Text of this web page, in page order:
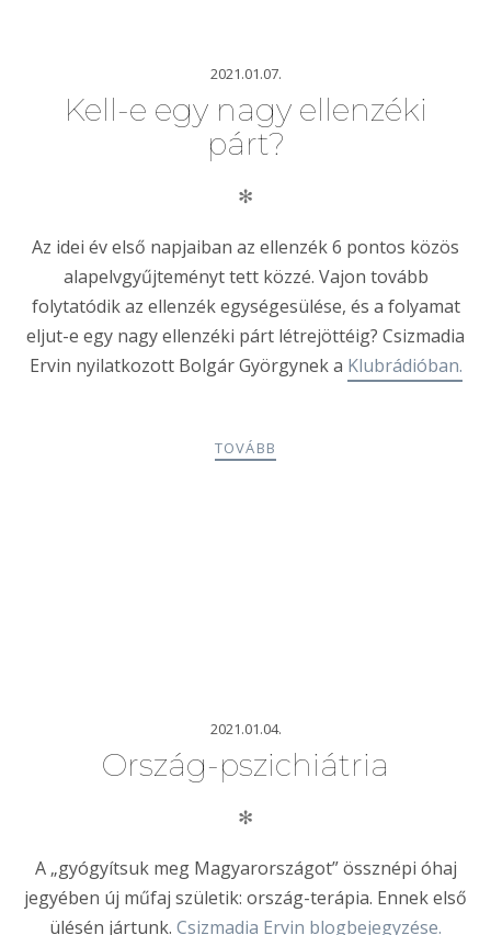
2021.01.07.
Kell-e egy nagy ellenzéki
párt?
✻
Az idei év első napjaiban az ellenzék 6 pontos közös
alapelvgyűjteményt tett közzé. Vajon tovább
folytatódik az ellenzék egységesülése, és a folyamat
eljut-e egy nagy ellenzéki párt létrejöttéig? Csizmadia
Ervin nyilatkozott Bolgár Györgynek a Klubrádióban.
TOVÁBB
2021.01.04.
Ország-pszichiátria
✻
A „gyógyítsuk meg Magyarországot” össznépi óhaj
jegyében új műfaj születik: ország-terápia. Ennek első
ülésén jártunk. Csizmadia Ervin blogbejegyzése.